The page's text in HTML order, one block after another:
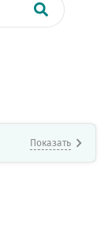
Показать